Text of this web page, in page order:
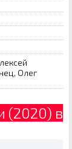
Олег
(2020) в